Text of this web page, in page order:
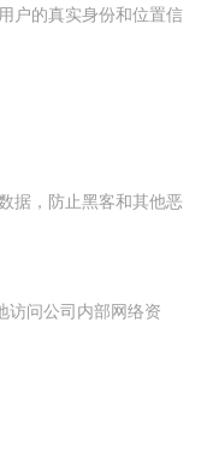
户的真实身份和位置信
据，防止黑客和其他恶
访问公司内部网络资